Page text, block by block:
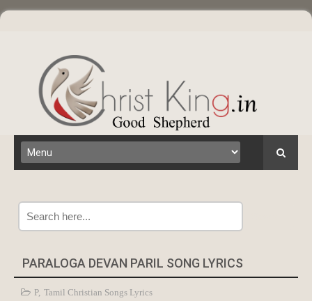
PARALOGA DEVAN PARIL SONG LYRICS
P, Tamil Christian Songs Lyrics